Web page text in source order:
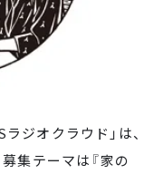
ジオクラウド」は、
集テーマは『家の